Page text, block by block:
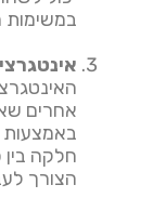
במשימות
אחרים
חלקה
הצורך